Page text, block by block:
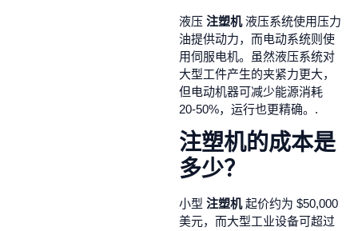
液压 注塑机液压系统使用压力
油提供动力，而电动系统则使
用伺服电机。虽然液压系统对
大型工件产生的夹紧力更大，
但电动机器可减少能源消耗
20-50%，运行也更精确。.
注塑机的成本是
多少？
小型 注塑机起价约为 $50,000
美元，而大型工业设备可超过